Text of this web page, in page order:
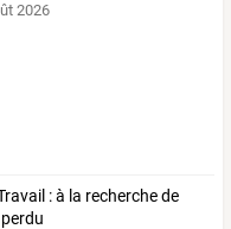
2026
: à la recherche de
perdu